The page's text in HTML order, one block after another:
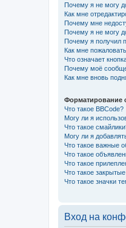
Почему я не могу
Как мне
Почему мне
Почему я не могу
Почему я получил
Как мне
Что означает
Почему моё
Как мне вновь
Форматирование
Что такое BBCode?
Могу ли я
Что такое
Могу ли я
Что такое важные
Что такое
Что такое
Что такое
Что такое значки
Вход на